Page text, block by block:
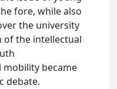
fore, while also
the university
of the intellectual
mobility became
debate.